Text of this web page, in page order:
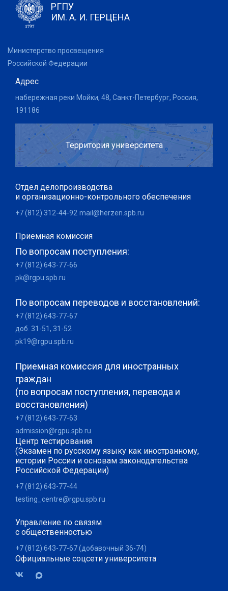
РГПУ
ИМ. А. И. ГЕРЦЕНА
Министерство просвещения
Российской Федерации
Адрес
набережная реки Мойки, 48, Санкт-Петербург, Россия,
191186
Территория университета
Отдел делопроизводства
и организационно-контрольного обеспечения
+7 (812) 312-44-92 mail@herzen.spb.ru
Приемная комиссия
По вопросам поступления:
+7 (812) 643-77-66
pk@rgpu.spb.ru
По вопросам переводов и восстановлений:
+7 (812) 643-77-67
доб. 31-51, 31-52
pk19@rgpu.spb.ru
Приемная комиссия для иностранных
граждан
(по вопросам поступления, перевода и
восстановления)
+7 (812) 643-77-63
admission@rgpu.spb.ru
Центр тестирования
(Экзамен по русскому языку как иностранному,
истории России и основам законодательства
Российской Федерации)
+7 (812) 643-77-44
testing_centre@rgpu.spb.ru
Управление по связям
с общественностью
+7 (812) 643-77-67 (добавочный 36-74)
Официальные соцсети университета